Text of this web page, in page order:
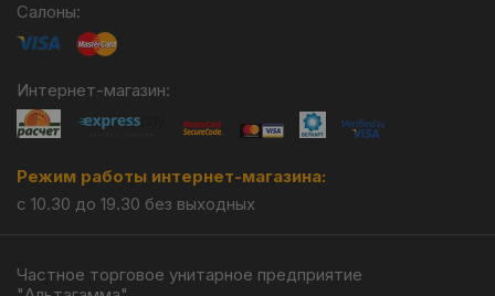
Салоны:
Интернет-магазин:
Режим работы интернет-магазина:
с 10.30 до 19.30 без выходных
Частное торговое унитарное предприятие